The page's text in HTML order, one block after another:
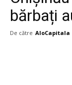
bărbați
De către AloCapitala